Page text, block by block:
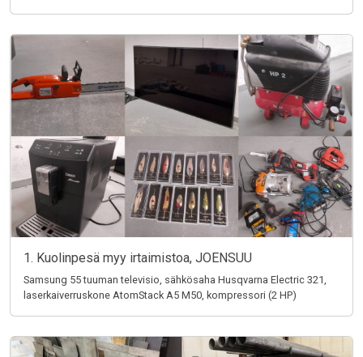
1. Kuolinpesä myy irtaimistoa, JOENSUU
Samsung 55 tuuman televisio, sähkösaha Husqvarna Electric 321,
laserkaiverruskone AtomStack A5 M50, kompressori (2 HP)